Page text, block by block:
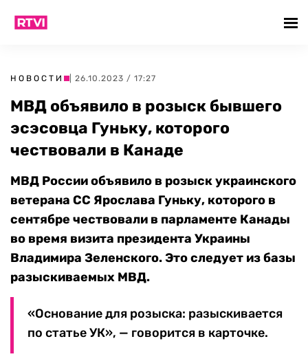
НОВОСТИ | 26.10.2023 / 17:27
МВД объявило в розыск бывшего
эсэсовца Гуньку, которого
чествовали в Канаде
МВД России объявило в розыск украинского
ветерана СС Ярослава Гуньку, которого в
сентябре чествовали в парламенте Канады
во время визита президента Украины
Владимира Зеленского. Это следует из базы
разыскиваемых МВД.
«Основание для розыска: разыскивается
по статье УК», — говорится в карточке.